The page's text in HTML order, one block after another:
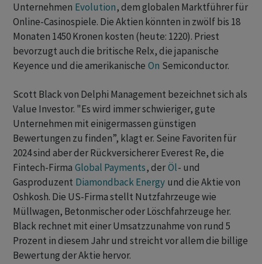
Unternehmen Evolution, dem globalen Marktführer für
Online-Casinospiele. Die Aktien könnten in zwölf bis 18
Monaten 1450 Kronen kosten (heute: 1220). Priest
bevorzugt auch die britische Relx, die japanische
Keyence und die amerikanische On Semiconductor.
Scott Black von Delphi Management bezeichnet sich als
Value Investor. "Es wird immer schwieriger, gute
Unternehmen mit einigermassen günstigen
Bewertungen zu finden”, klagt er. Seine Favoriten für
2024 sind aber der Rückversicherer Everest Re, die
Fintech-Firma Global Payments, derÖl- und
Gasproduzent Diamondback Energy und die Aktie von
Oshkosh. Die US-Firma stellt Nutzfahrzeuge wie
Müllwagen, Betonmischer oder Löschfahrzeuge her.
Black rechnet mit einer Umsatzzunahme von rund 5
Prozent in diesem Jahr und streicht vor allem die billige
Bewertung der Aktie hervor.